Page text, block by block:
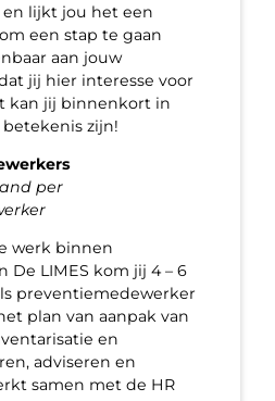
en lijkt jou het een
een stap te gaan
aan jouw
jij hier interesse voor
kan jij binnenkort in
zijn!
per
werk binnen
De LIMES kom jij 4 – 6
preventiemedewerker
plan van aanpak van
en
adviseren en
samen met de HR